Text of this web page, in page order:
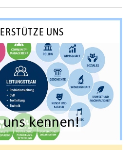
UNS
kennen!